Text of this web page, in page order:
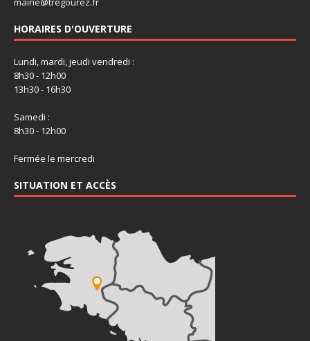
HORAIRES D'OUVERTURE
Lundi, mardi, jeudi vendredi :
8h30 - 12h00
13h30 - 16h30
Samedi :
8h30 - 12h00
Fermée le mercredi
SITUATION ET ACCÈS